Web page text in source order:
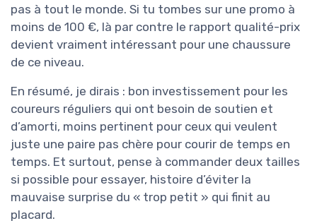
pas à tout le monde. Si tu tombes sur une promo à
moins de 100 €, là par contre le rapport qualité-prix
devient vraiment intéressant pour une chaussure
de ce niveau.
En résumé, je dirais : bon investissement pour les
coureurs réguliers qui ont besoin de soutien et
d’amorti, moins pertinent pour ceux qui veulent
juste une paire pas chère pour courir de temps en
temps. Et surtout, pense à commander deux tailles
si possible pour essayer, histoire d’éviter la
mauvaise surprise du « trop petit » qui finit au
placard.